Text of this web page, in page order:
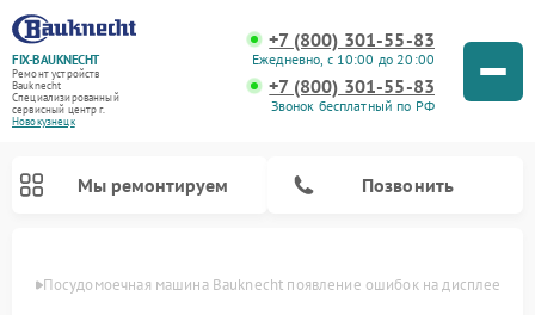
FIX-BAUKNECHT
Ремонт устройств
Bauknecht
Специализированный
cервисный центр г.
Новокузнецк
+7 (800) 301-55-83
Ежедневно, с 10:00 до 20:00
+7 (800) 301-55-83
Звонок бесплатный по РФ
Мы ремонтируем Позвонить
Посудомоечная машина Bauknecht появление ошибок на дисплее